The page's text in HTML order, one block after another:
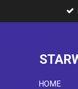
direct
hoofdinhoud
HOME